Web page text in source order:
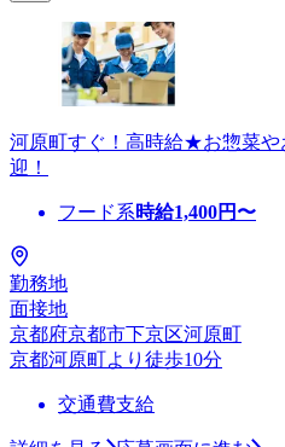
河原町すぐ！高時給★お惣菜や
迎！
フード系時給1,400円〜
勤務地
面接地
京都府京都市下京区河原町
京都河原町より徒歩10分
交通費支給